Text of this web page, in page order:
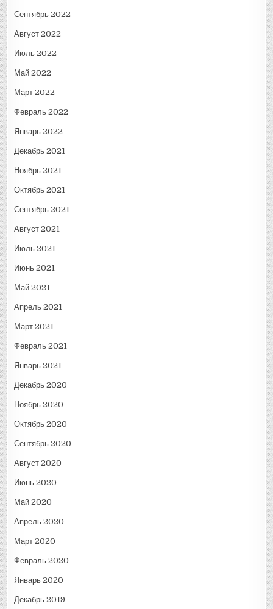
Сентябрь 2022
Август 2022
Июль 2022
Май 2022
Март 2022
Февраль 2022
Январь 2022
Декабрь 2021
Ноябрь 2021
Октябрь 2021
Сентябрь 2021
Август 2021
Июль 2021
Июнь 2021
Май 2021
Апрель 2021
Март 2021
Февраль 2021
Январь 2021
Декабрь 2020
Ноябрь 2020
Октябрь 2020
Сентябрь 2020
Август 2020
Июнь 2020
Май 2020
Апрель 2020
Март 2020
Февраль 2020
Январь 2020
Декабрь 2019